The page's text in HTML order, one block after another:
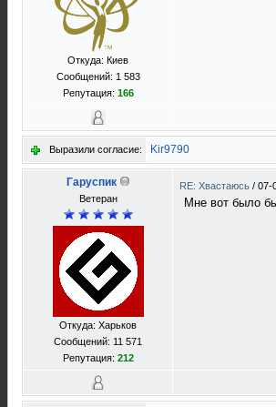
Откуда: Киев
Сообщений: 1 583
Репутация: 166
Выразили согласие: Kir9790
Гаруспик
Ветеран
Откуда: Харьков
Сообщений: 11 571
Репутация: 212
RE: Хвастаюсь / 07-
Мне вот было